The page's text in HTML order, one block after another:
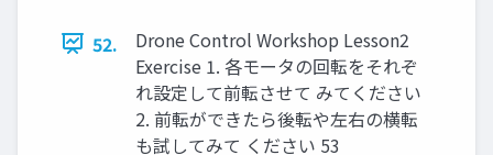
52.
Drone Control Workshop Lesson2
Exercise 1. 各モータの回転をそれぞ
れ設定して前転させて みてください
2. 前転ができたら後転や左右の横転
も試してみて ください 53